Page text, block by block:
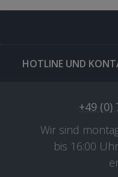
HOTLINE UND
+49 (0)
Wir sind
bis 16:00